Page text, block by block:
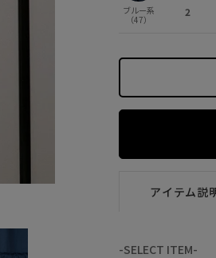
ブルー系
（47）
2
アイテム説
-SELECT ITEM-